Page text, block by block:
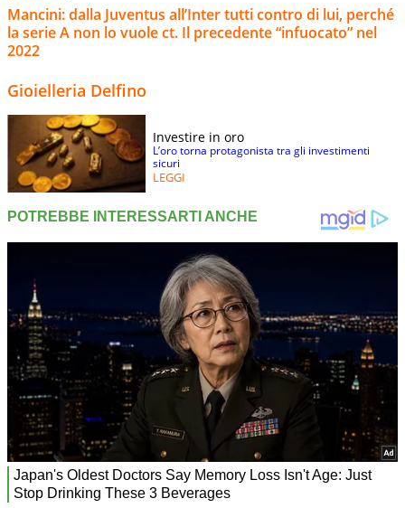
Mancini: dalla Juventus all’Inter tutti contro di lui, perché
la serie A non lo vuole ct. Il precedente “infuocato” nel
2022
Gioielleria Delfino
Investire in oro
L’oro torna protagonista tra gli investimenti
sicuri
LEGGI